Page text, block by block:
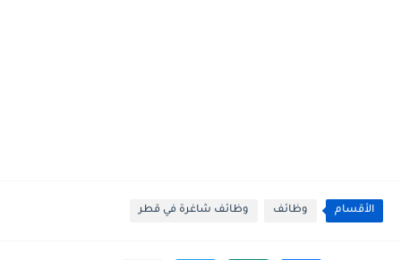
الأقسام وظائف وظائف شاغرة في قطر